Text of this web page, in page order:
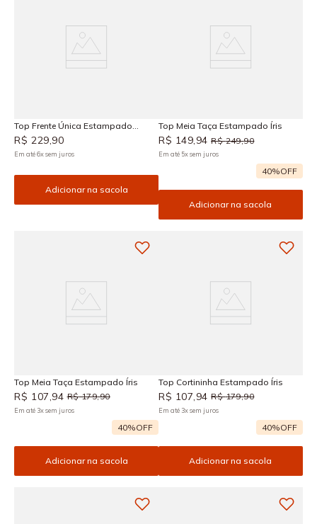
Top Frente Única Estampado
Caraíva
R$ 229,90
Em até6xsem juros
Adicionar na sacola
Top Meia Taça Estampado Íris
R$ 149,94 R$ 249,90
Em até 5xsem juros
40%OFF
Adicionar na sacola
Top Meia Taça Estampado Íris
R$ 107 94 R$ 179,90
Em até 3xsem juros
40%OFF
Adicionar na sacola
Top Cortininha Estampado Íris
R$ 107 94 R$ 179,90
Em até 3xsem juros
40%OFF
Adicionar na sacola